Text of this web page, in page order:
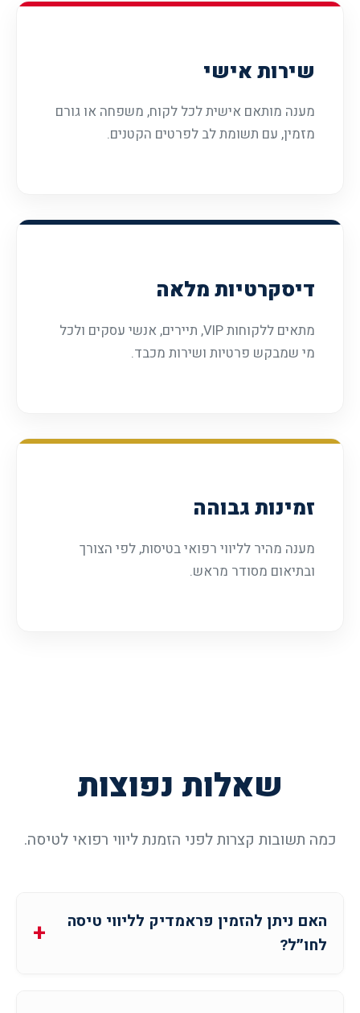
שירות אישי
מענה מותאם אישית לכל לקוח, משפחה או גורם
מזמין, עם תשומת לב לפרטים הקטנים.
דיסקרטיות מלאה
מתאים ללקוחות VIP, תיירים, אנשי עסקים ולכל
מי שמבקש פרטיות ושירות מכבד.
זמינות גבוהה
מענה מהיר לליווי רפואי בטיסות, לפי הצורך
ובתיאום מסודר מראש.
שאלות נפוצות
כמה תשובות קצרות לפני הזמנת ליווי רפואי לטיסה.
האם ניתן להזמין פראמדיק לליווי טיסה
לחו״ל?